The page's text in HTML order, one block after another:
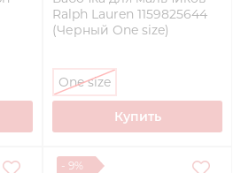
Ralph Lauren 1159825644
(Черный One size)
One size
Купить
- 9%